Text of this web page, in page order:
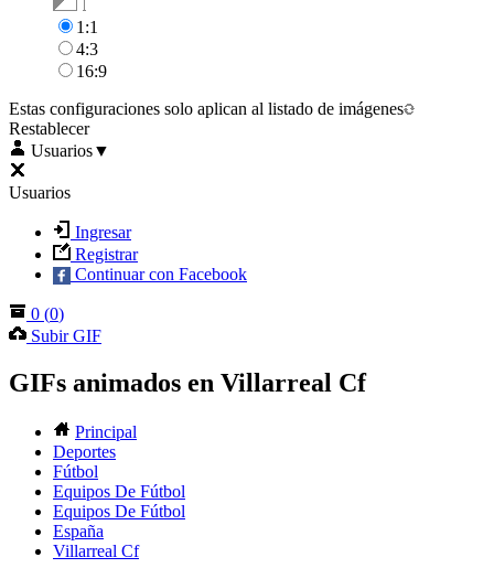
1:1
4:3
16:9
Estas configuraciones solo aplican al listado de imágenes
Restablecer
Usuarios▼
Usuarios
Ingresar
Registrar
Continuar con Facebook
0 (0)
Subir GIF
GIFs animados en Villarreal Cf
Principal
Deportes
Fútbol
Equipos De Fútbol
Equipos De Fútbol
España
Villarreal Cf